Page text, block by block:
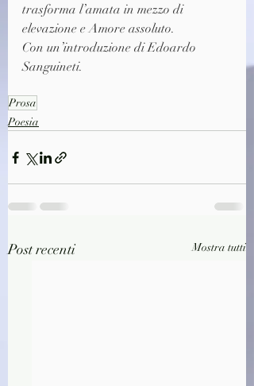
trasforma l’amata in mezzo di
elevazione e Amore assoluto.
Con un’introduzione di Edoardo
Sanguineti.
Prosa
Poesia
Post recenti Mostra tutti